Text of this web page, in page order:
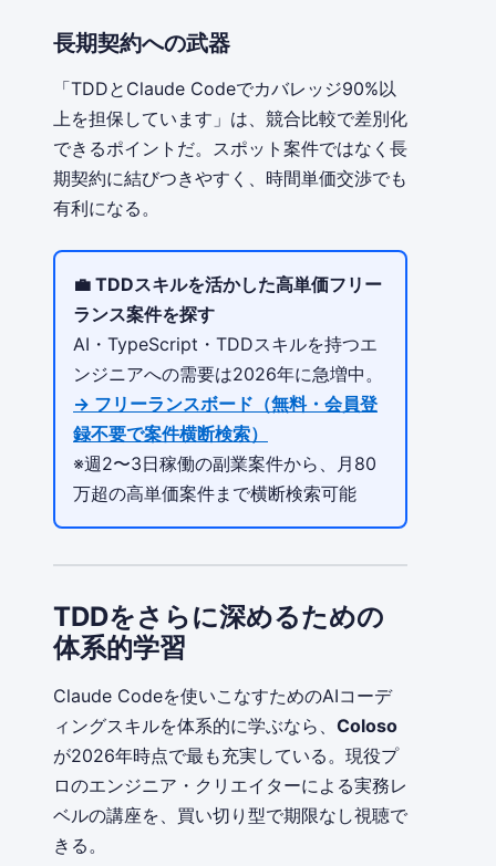
長期契約への武器
「TDDとClaude Codeでカバレッジ90%以
上を担保しています」は、競合比較で差別化
できるポイントだ。スポット案件ではなく長
期契約に結びつきやすく、時間単価交渉でも
有利になる。
💼 TDDスキルを活かした高単価フリー
ランス案件を探す
AI・TypeScript・TDDスキルを持つエ
ンジニアへの需要は2026年に急増中。
→ フリーランスボード（無料・会員登
録不要で案件横断検索）
※週2〜3日稼働の副業案件から、月80
万超の高単価案件まで横断検索可能
TDDをさらに深めるための
体系的学習
Claude Codeを使いこなすためのAIコーデ
ィングスキルを体系的に学ぶなら、 Coloso
が2026年時点で最も充実している。現役プ
ロのエンジニア・クリエイターによる実務レ
ベルの講座を、買い切り型で期限なし視聴で
きる。